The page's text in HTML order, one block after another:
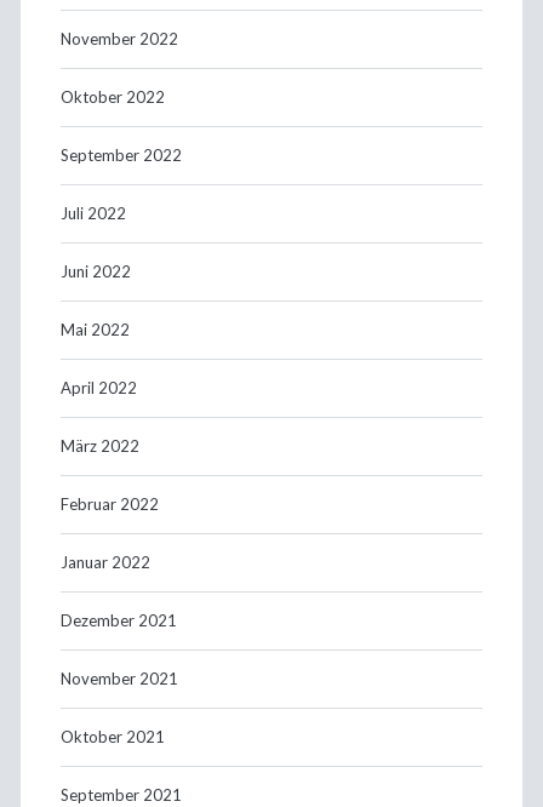
November 2022
Oktober 2022
September 2022
Juli 2022
Juni 2022
Mai 2022
April 2022
März 2022
Februar 2022
Januar 2022
Dezember 2021
November 2021
Oktober 2021
September 2021